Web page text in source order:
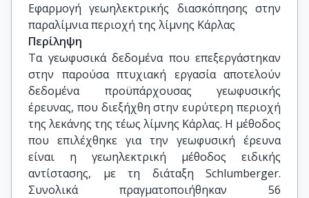
Εφαρμογή γεωηλεκτρικής διασκόπησης στην
παραλίμνια περιοχή της λίμνης Κάρλας
Περίληψη
Τα γεωφυσικά δεδομένα που επεξεργάστηκαν
στην παρούσα πτυχιακή εργασία αποτελούν
δεδομένα προϋπάρχουσας γεωφυσικής
έρευνας, που διεξήχθη στην ευρύτερη περιοχή
της λεκάνης της τέως λίμνης Κάρλας. Η μέθοδος
που επιλέχθηκε για την γεωφυσική έρευνα
είναι η γεωηλεκτρική μέθοδος ειδικής
αντίστασης, με τη διάταξη Schlumberger.
Συνολικά πραγματοποιήθηκαν 56